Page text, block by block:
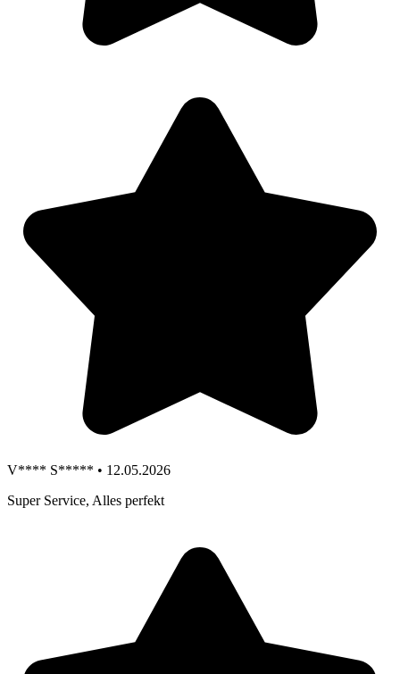
V**** S***** • 12.05.2026
Super Service, Alles perfekt